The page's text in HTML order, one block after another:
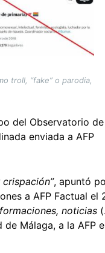
troll, “fake” o parodia,
del Observatorio
enviada a AFP
, apuntó
a AFP Factual el
noticias
Málaga, a la AFP